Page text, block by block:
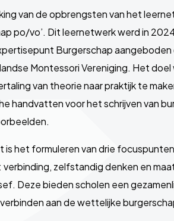
van de opbrengsten van het
po/vo’. Dit leernetwerk werd in
Burgerschap aangeboden
Montessori Vereniging. Het doel
van theorie naar praktijk te
handvatten voor het schrijven van
is het formuleren van drie
zelfstandig denken en
Deze bieden scholen een
aan de wettelijke